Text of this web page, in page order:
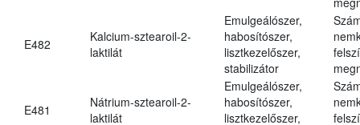
E482
Kalcium-sztearoil-2-
laktilát
Emulgeálószer,
habosítószer,
lisztkezelőszer,
stabilizátor
E481
Nátrium-sztearoil-2-
laktilát
Emulgeálószer,
habosítószer,
lisztkezelőszer,